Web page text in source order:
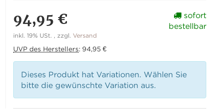
94,95 €
inkl. 19% USt. , zzgl.Versand
UVP des Herstellers: 94,95 €
sofort
bestellbar
Dieses Produkt hat Variationen. Wählen Sie
bitte die gewünschte Variation aus.